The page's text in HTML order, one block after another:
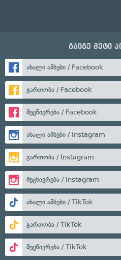
გაიგე მეტი
ახალი ამბები / Facebook
გართობა / Facebook
მეცნიერება / Facebook
ახალი ამბები / Instagram
გართობა / Instagram
მეცნიერება / Instagram
ახალი ამბები / TikTok
გართობა / TikTok
მეცნიერება / TikTok